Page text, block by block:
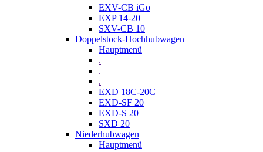
EXV-CB iGo
EXP 14-20
SXV-CB 10
Doppelstock-Hochhubwagen
Hauptmenü
.
.
.
EXD 18C-20C
EXD-SF 20
EXD-S 20
SXD 20
Niederhubwagen
Hauptmenü